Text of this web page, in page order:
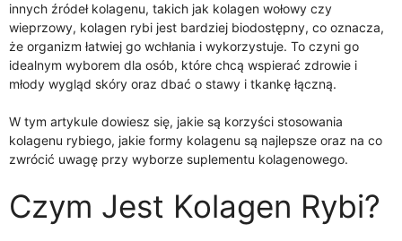
innych źródeł kolagenu, takich jak kolagen wołowy czy
wieprzowy, kolagen rybi jest bardziej biodostępny, co oznacza,
że organizm łatwiej go wchłania i wykorzystuje. To czyni go
idealnym wyborem dla osób, które chcą wspierać zdrowie i
młody wygląd skóry oraz dbać o stawy i tkankę łączną.
W tym artykule dowiesz się, jakie są korzyści stosowania
kolagenu rybiego, jakie formy kolagenu są najlepsze oraz na co
zwrócić uwagę przy wyborze suplementu kolagenowego.
Czym Jest Kolagen Rybi?